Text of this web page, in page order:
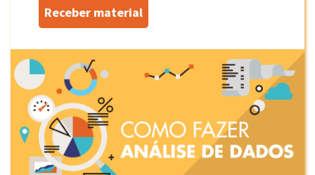
Receber material